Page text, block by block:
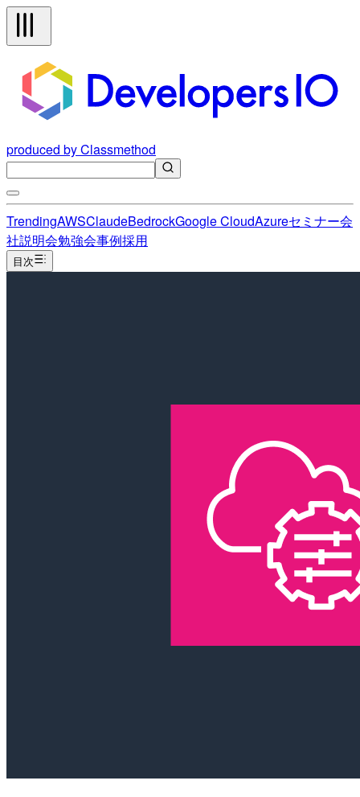
produced by Classmethod
TrendingAWSClaudeBedrockGoogle CloudAzureセミナー会
社説明会勉強会事例採用
目次